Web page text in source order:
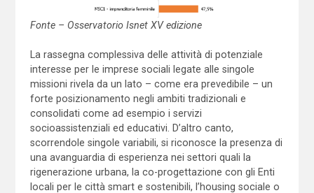
Fonte – Osservatorio Isnet XV edizione
La rassegna complessiva delle attività di potenziale
interesse per le imprese sociali legate alle singole
missioni rivela da un lato – come era prevedibile – un
forte posizionamento negli ambiti tradizionali e
consolidati come ad esempio i servizi
socioassistenziali ed educativi. D’altro canto,
scorrendole singole variabili, si riconosce la presenza di
una avanguardia di esperienza nei settori quali la
rigenerazione urbana, la co-progettazione con gli Enti
locali per le città smart e sostenibili, l’housing sociale o